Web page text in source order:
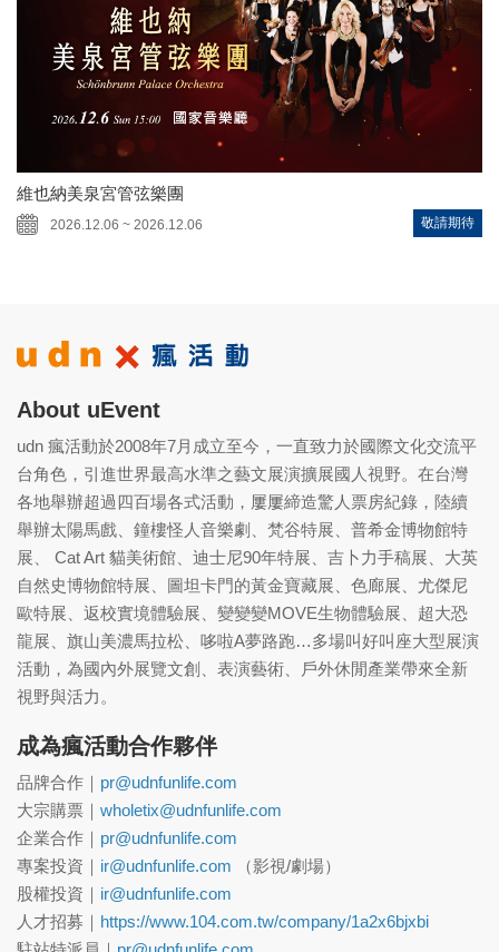
維也納美泉宮管弦樂團
2026.12.06 ~ 2026.12.06 敬請期待
About uEvent
udn 瘋活動於2008年7月成立至今，一直致力於國際文化交流平
台角色，引進世界最高水準之藝文展演擴展國人視野。在台灣
各地舉辦超過四百場各式活動，屢屢締造驚人票房紀錄，陸續
舉辦太陽馬戲、鐘樓怪人音樂劇、梵谷特展、普希金博物館特
展、 Cat Art 貓美術館、迪士尼90年特展、吉卜力手稿展、大英
自然史博物館特展、圖坦卡門的黃金寶藏展、色廊展、尤傑尼
歐特展、返校實境體驗展、變變變MOVE生物體驗展、超大恐
龍展、旗山美濃馬拉松、哆啦A夢路跑…多場叫好叫座大型展演
活動，為國內外展覽文創、表演藝術、戶外休閒產業帶來全新
視野與活力。
成為瘋活動合作夥伴
品牌合作｜ pr@udnfunlife.com
大宗購票｜ wholetix@udnfunlife.com
企業合作｜ pr@udnfunlife.com
專案投資｜ ir@udnfunlife.com （影視/劇場）
股權投資｜ ir@udnfunlife.com
人才招募｜ https://www.104.com.tw/company/1a2x6bjxbi